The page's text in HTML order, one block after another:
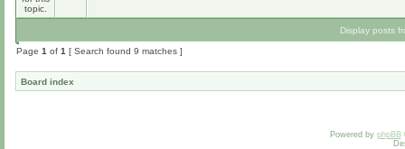
Display posts
Page 1 of 1 [ Search found 9 matches ]
Board index
Powered by phpBB